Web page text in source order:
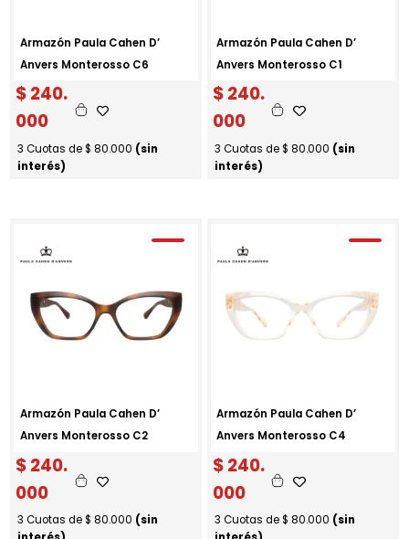
Armazón Paula Cahen D’
Anvers Monterosso C6
$240.
000
3 Cuotas de $ 80.000 (sin
interés)
Armazón Paula Cahen D’
Anvers Monterosso C1
$240.
000
3 Cuotas de $ 80.000 (sin
interés)
Armazón Paula Cahen D’
Anvers Monterosso C2
$240.
000
3 Cuotas de $ 80.000 (sin
Armazón Paula Cahen D’
Anvers Monterosso C4
$240.
000
3 Cuotas de $ 80.000 (sin